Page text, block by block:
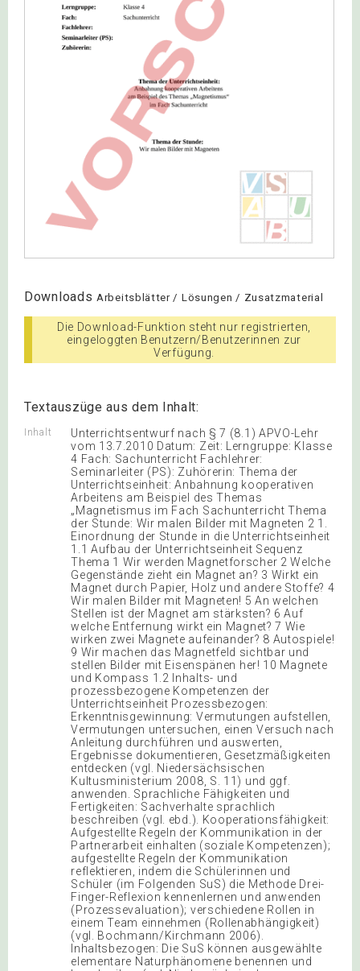
Downloads Arbeitsblätter / Lösungen / Zusatzmaterial
Die Download-Funktion steht nur registrierten,
eingeloggten Benutzern/Benutzerinnen zur
Verfügung.
Textauszüge aus dem Inhalt:
Inhalt
Unterrichtsentwurf nach § 7 (8.1) APVO-Lehr
vom 13.7.2010 Datum: Zeit: Lerngruppe: Klasse
4 Fach: Sachunterricht Fachlehrer:
Seminarleiter (PS): Zuhörerin: Thema der
Unterrichtseinheit: Anbahnung kooperativen
Arbeitens am Beispiel des Themas
„Magnetismus im Fach Sachunterricht Thema
der Stunde: Wir malen Bilder mit Magneten 2 1.
Einordnung der Stunde in die Unterrichtseinheit
1.1 Aufbau der Unterrichtseinheit Sequenz
Thema 1 Wir werden Magnetforscher 2 Welche
Gegenstände zieht ein Magnet an? 3 Wirkt ein
Magnet durch Papier, Holz und andere Stoffe? 4
Wir malen Bilder mit Magneten! 5 An welchen
Stellen ist der Magnet am stärksten? 6 Auf
welche Entfernung wirkt ein Magnet? 7 Wie
wirken zwei Magnete aufeinander? 8 Autospiele!
9 Wir machen das Magnetfeld sichtbar und
stellen Bilder mit Eisenspänen her! 10 Magnete
und Kompass 1.2 Inhalts- und
prozessbezogene Kompetenzen der
Unterrichtseinheit Prozessbezogen:
Erkenntnisgewinnung: Vermutungen aufstellen,
Vermutungen untersuchen, einen Versuch nach
Anleitung durchführen und auswerten,
Ergebnisse dokumentieren, Gesetzmäßigkeiten
entdecken (vgl. Niedersächsischen
Kultusministerium 2008, S. 11) und ggf.
anwenden. Sprachliche Fähigkeiten und
Fertigkeiten: Sachverhalte sprachlich
beschreiben (vgl. ebd.). Kooperationsfähigkeit:
Aufgestellte Regeln der Kommunikation in der
Partnerarbeit einhalten (soziale Kompetenzen);
aufgestellte Regeln der Kommunikation
reflektieren, indem die Schülerinnen und
Schüler (im Folgenden SuS) die Methode Drei-
Finger-Reflexion kennenlernen und anwenden
(Prozessevaluation); verschiedene Rollen in
einem Team einnehmen (Rollenabhängigkeit)
(vgl. Bochmann/Kirchmann 2006).
Inhaltsbezogen: Die SuS können ausgewählte
elementare Naturphänomene benennen und